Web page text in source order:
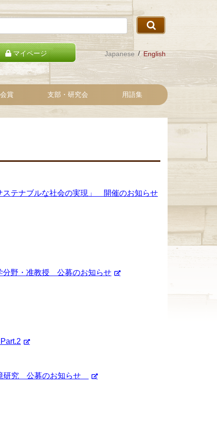
マイページ Japanese English
賞 支部・研究会 用語集
テナブルな社会の実現」 開催のお知らせ
分野・准教授 公募のお知らせ
研究 公募のお知らせ